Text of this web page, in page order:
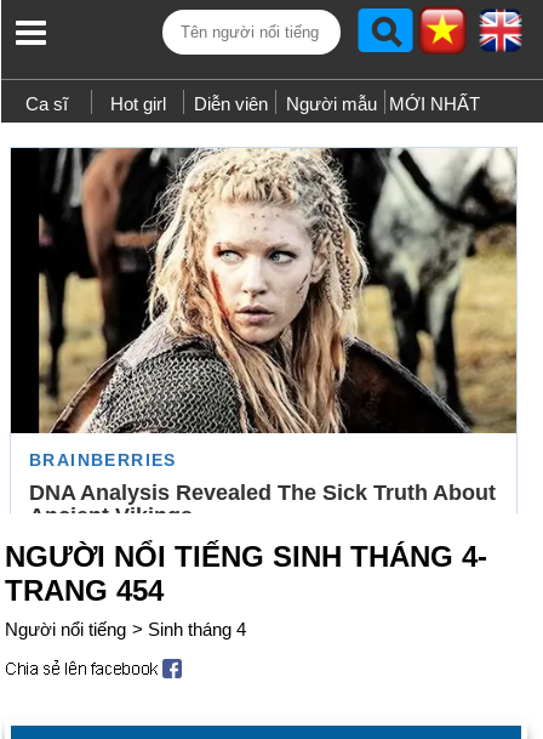
Ca sĩ Hot girl Diễn viên Người mẫu MỚI NHẤT
NGƯỜI NỔI TIẾNG SINH THÁNG 4-
TRANG 454
Người nổi tiếng > Sinh tháng 4